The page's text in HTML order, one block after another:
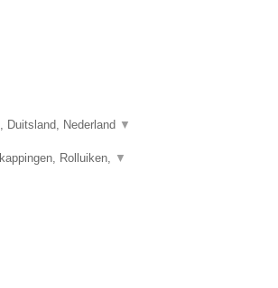
Duitsland, Nederland ▼
Rolluiken, ▼